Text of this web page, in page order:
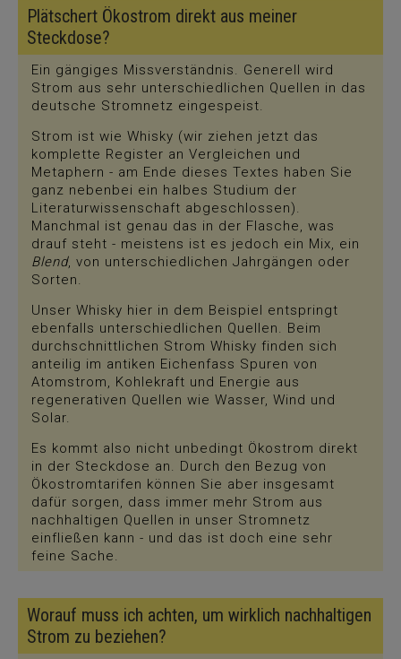
Plätschert Ökostrom direkt aus meiner
Steckdose?
Ein gängiges Missverständnis. Generell wird
Strom aus sehr unterschiedlichen Quellen in das
deutsche Stromnetz eingespeist.
Strom ist wie Whisky (wir ziehen jetzt das
komplette Register an Vergleichen und
Metaphern - am Ende dieses Textes haben Sie
ganz nebenbei ein halbes Studium der
Literaturwissenschaft abgeschlossen).
Manchmal ist genau das in der Flasche, was
drauf steht - meistens ist es jedoch ein Mix, ein
Blend, von unterschiedlichen Jahrgängen oder
Sorten.
Unser Whisky hier in dem Beispiel entspringt
ebenfalls unterschiedlichen Quellen. Beim
durchschnittlichen Strom Whisky finden sich
anteilig im antiken Eichenfass Spuren von
Atomstrom, Kohlekraft und Energie aus
regenerativen Quellen wie Wasser, Wind und
Solar.
Es kommt also nicht unbedingt Ökostrom direkt
in der Steckdose an. Durch den Bezug von
Ökostromtarifen können Sie aber insgesamt
dafür sorgen, dass immer mehr Strom aus
nachhaltigen Quellen in unser Stromnetz
einfließen kann - und das ist doch eine sehr
feine Sache.
Worauf muss ich achten, um wirklich nachhaltigen
Strom zu beziehen?